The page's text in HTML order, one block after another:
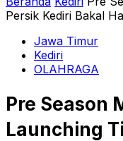
Persik Kediri Bakal
Jawa Timur
Kediri
OLAHRAGA
Pre Season
Launching